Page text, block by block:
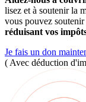
lisez et à soutenir la
vous pouvez soutenir
réduisant vos
Je fais un don
( Avec déduction